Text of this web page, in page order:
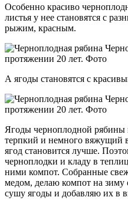
Особенно красиво
листья у нее становятся с
рыжим, красным.
А ягоды становятся с
Ягоды черноплодной рябины
терпкий и немного вяжущий
ягод становится лучше.
черноплодки и кладу в
ними компот. Собранные
медом, делаю компот на зиму
сушу ягоды и добавляю их в